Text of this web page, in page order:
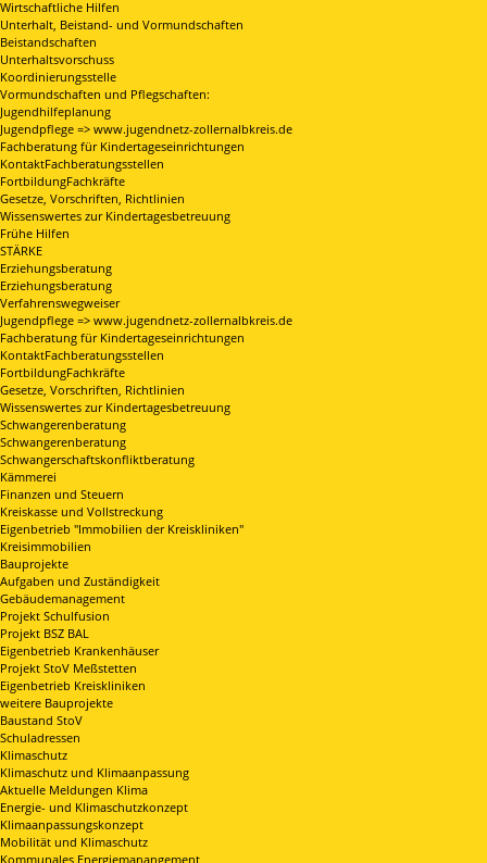
Wirtschaftliche Hilfen
Unterhalt, Beistand- und Vormundschaften
Beistandschaften
Unterhaltsvorschuss
Koordinierungsstelle
Vormundschaften und Pflegschaften:
Jugendhilfeplanung
Jugendpflege => www.jugendnetz-zollernalbkreis.de
Fachberatung für Kindertageseinrichtungen
KontaktFachberatungsstellen
FortbildungFachkräfte
Gesetze, Vorschriften, Richtlinien
Wissenswertes zur Kindertagesbetreuung
Frühe Hilfen
STÄRKE
Erziehungsberatung
Erziehungsberatung
Verfahrenswegweiser
Jugendpflege => www.jugendnetz-zollernalbkreis.de
Fachberatung für Kindertageseinrichtungen
KontaktFachberatungsstellen
FortbildungFachkräfte
Gesetze, Vorschriften, Richtlinien
Wissenswertes zur Kindertagesbetreuung
Schwangerenberatung
Schwangerenberatung
Schwangerschaftskonfliktberatung
Kämmerei
Finanzen und Steuern
Kreiskasse und Vollstreckung
Eigenbetrieb "Immobilien der Kreiskliniken"
Kreisimmobilien
Bauprojekte
Aufgaben und Zuständigkeit
Gebäudemanagement
Projekt Schulfusion
Projekt BSZ BAL
Eigenbetrieb Krankenhäuser
Projekt StoV Meßstetten
Eigenbetrieb Kreiskliniken
weitere Bauprojekte
Baustand StoV
Schuladressen
Klimaschutz
Klimaschutz und Klimaanpassung
Aktuelle Meldungen Klima
Energie- und Klimaschutzkonzept
Klimaanpassungskonzept
Mobilität und Klimaschutz
Kommunales Energiemanangement